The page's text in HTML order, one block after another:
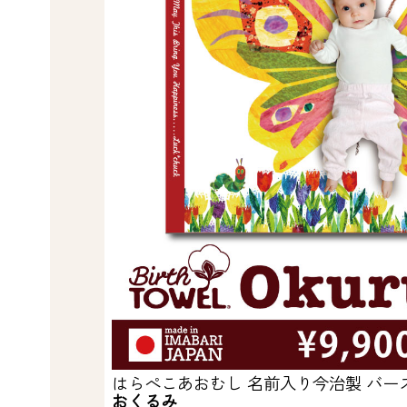
はらぺこあおむし 名前入り今治製 バー
おくるみ